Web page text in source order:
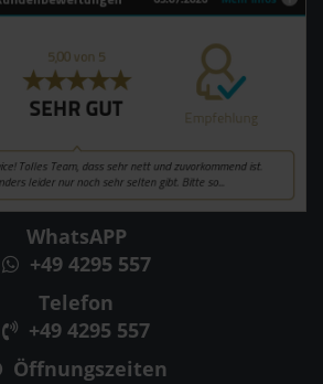
WhatsAPP
+49 4295 557
Telefon
+49 4295 557
Öffnungszeiten